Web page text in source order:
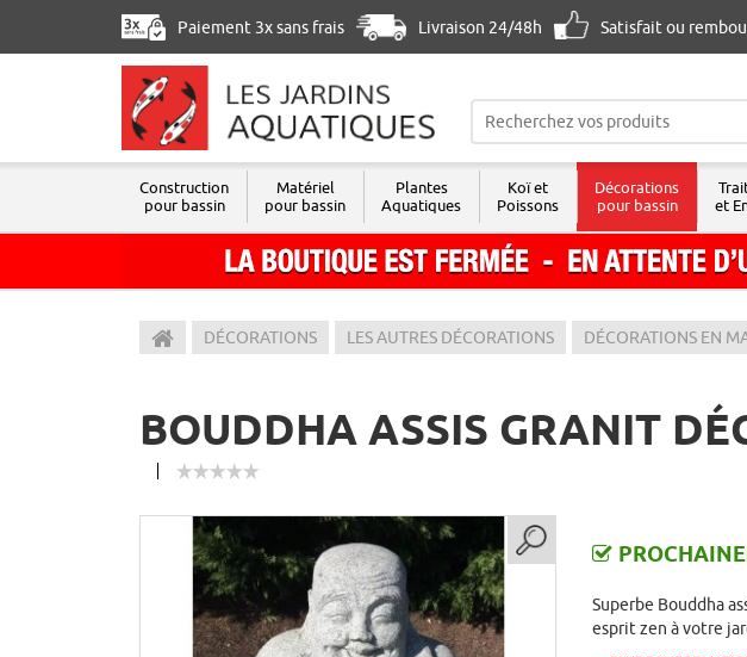
Paiement 3x sans frais Livraison 24/48h Satisfait ou
Les Jardins Aquatiques
Construction
pour bassin
Matériel
pour bassin
Plantes
Aquatiques
Koï et
Poissons
Décorations
pour bassin
et
DÉCORATIONS LES AUTRES DÉCORATIONS DÉCORATIONS EN
BOUDDHA ASSIS GRANIT
Superbe Bouddha
esprit zen à votre